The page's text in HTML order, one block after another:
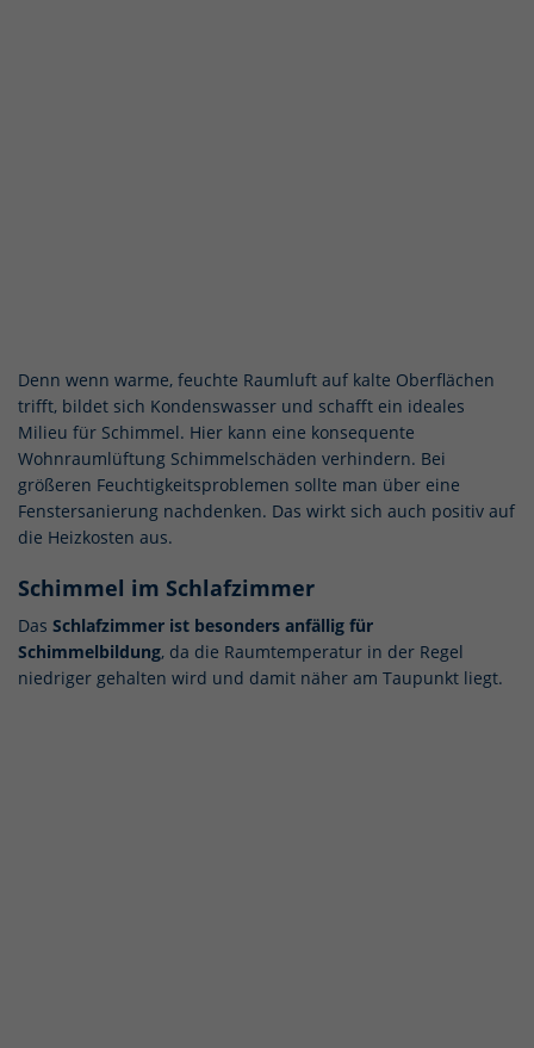
Denn wenn warme, feuchte Raumluft auf kalte Oberflächen
trifft, bildet sich Kondenswasser und schafft ein ideales
Milieu für Schimmel. Hier kann eine konsequente
Wohnraumlüftung Schimmelschäden verhindern. Bei
größeren Feuchtigkeitsproblemen sollte man über eine
Fenstersanierung nachdenken. Das wirkt sich auch positiv auf
die Heizkosten aus.
Schimmel im Schlafzimmer
Das Schlafzimmer ist besonders anfällig für
Schimmelbildung, da die Raumtemperatur in der Regel
niedriger gehalten wird und damit näher am Taupunkt liegt.